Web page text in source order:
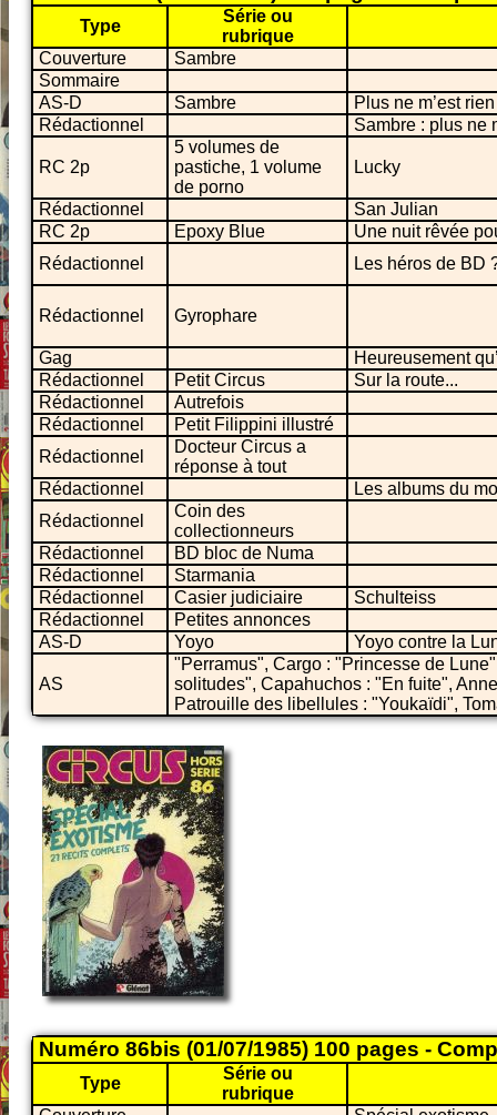
Type
Série ou
rubrique
Couverture
Sambre
Sommaire
AS-D
Sambre
Plus ne m’est rien
Rédactionnel
Sambre : plus ne
RC 2p
5 volumes de
pastiche, 1 volume
de porno
Lucky
Rédactionnel
San Julian
RC 2p
Epoxy Blue
Une nuit rêvée
Rédactionnel
Les héros de BD
Rédactionnel Gyrophare
Gag
Heureusement
Rédactionnel
Petit Circus
Sur la route...
Rédactionnel
Autrefois
Rédactionnel
Petit Filippini illustré
Rédactionnel
Docteur Circus a
réponse à tout
Rédactionnel
Les albums du
Rédactionnel
Coin des
collectionneurs
Rédactionnel
BD bloc de Numa
Rédactionnel
Starmania
Rédactionnel
Casier judiciaire
Schulteiss
Rédactionnel
Petites annonces
AS-D
Yoyo Yoyo contre la
AS
"Perramus", Cargo : "Princesse de
solitudes", Capahuchos : "En fuite",
Patrouille des libellules : "Youkaïdi",
Numéro 86bis (01/07/1985) 100 pages -
Type
Série ou
rubrique